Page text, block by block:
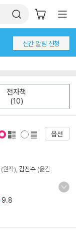
신간 알림 신청
전자책
(10)
옵션
(원작), 김진수 (옮긴
9.8